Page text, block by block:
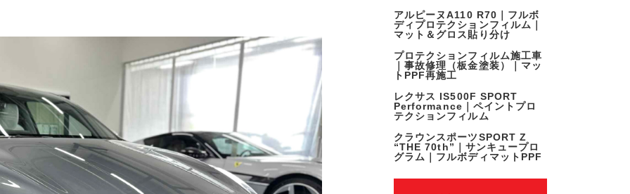
アルピーヌA110 R70｜フルボ
ディプロテクションフィルム｜
マット＆グロス貼り分け
プロテクションフィルム施工車
｜事故修理（板金塗装）｜マッ
トPPF再施工
レクサス IS500F SPORT
Performance｜ペイントプロ
テクションフィルム
クラウンスポーツSPORT Z
“THE 70th”｜サンキュープロ
グラム｜フルボディマットPPF